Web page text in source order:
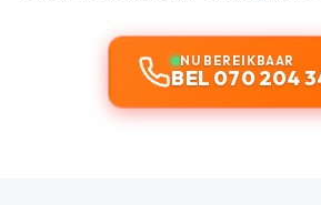
NU BEREIKBAAR
BEL 070 204